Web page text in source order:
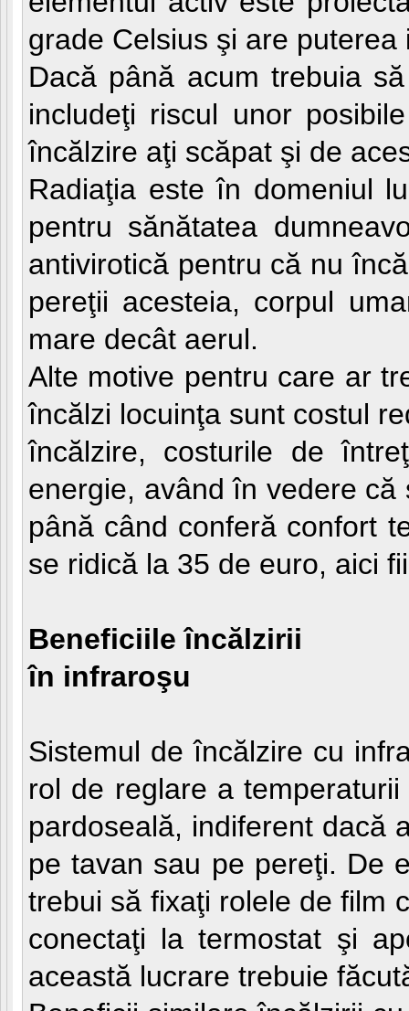
grade Celsius şi are
Dacă până acum trebuia
includeţi riscul unor
încălzire aţi scăpat şi de
Radiaţia este în domeniul
pentru sănătatea
antivirotică pentru că nu
pereţii acesteia, corpul
mare decât aerul.
Alte motive pentru care ar
încălzi locuinţa sunt costul
încălzire, costurile de
energie, având în vedere
până când conferă confort
se ridică la 35 de euro, aici
Beneficiile încălzirii
în infraroşu
Sistemul de încălzire cu
rol de reglare a
pardoseală, indiferent dacă
pe tavan sau pe pereţi. De
trebui să fixaţi rolele de film
conectaţi la termostat şi
această lucrare trebuie